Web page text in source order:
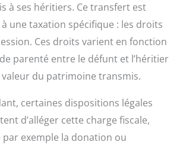
à ses héritiers. Ce transfert est
une taxation spécifique : les droits
Ces droits varient en fonction
parenté entre le défunt et l’héritier
valeur du patrimoine transmis.
certaines dispositions légales
d’alléger cette charge fiscale,
par exemple la donation ou